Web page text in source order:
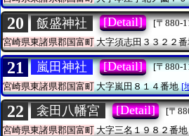
20 飯盛神社 [Detail]
[〒880-
宮崎県東諸県郡国富町大字須志田３３２２
21 嵐田神社 [Detail]
[〒880-
宮崎県東諸県郡国富町大字嵐田８１４番地 [
22 衾田八幡宮 [Detail]
[〒
宮崎県東諸県郡国富町 大字三名１９８２番地